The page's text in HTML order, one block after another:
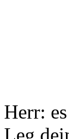
Herr: